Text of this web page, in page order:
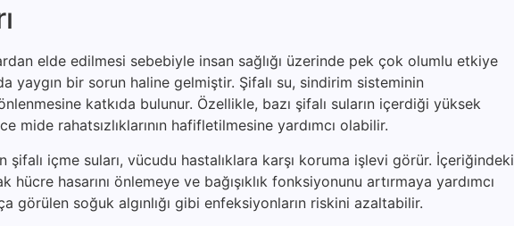
elde edilmesi sebebiyle insan sağlığı üzerinde pek çok olumlu etkiye
yaygın bir sorun haline gelmiştir. Şifalı su, sindirim sisteminin
katkıda bulunur. Özellikle, bazı şifalı suların içerdiği yüksek
rahatsızlıklarının hafifletilmesine yardımcı olabilir.
içme suları, vücudu hastalıklara karşı koruma işlevi görür. İçeriğindeki
hasarını önlemeye ve bağışıklık fonksiyonunu artırmaya yardımcı
görülen soğuk algınlığı gibi enfeksiyonların riskini azaltabilir.